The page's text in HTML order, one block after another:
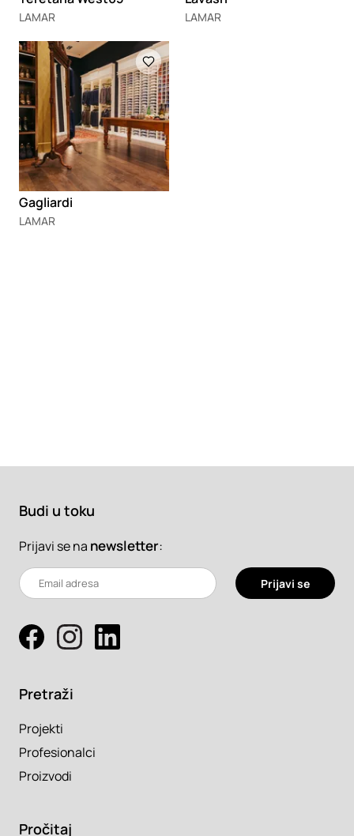
LAMAR LAMAR
Loading
Gagliardi
LAMAR
Budi u toku
Prijavi se na newsletter:
Prijavi se
Pretraži
Projekti
Profesionalci
Proizvodi
Pročitaj